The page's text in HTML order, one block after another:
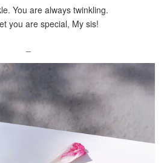
You are always twinkling.
you are special, My sis!